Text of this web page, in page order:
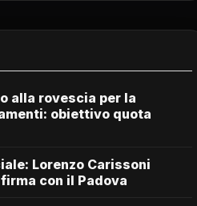
alla rovescia per la
obiettivo quota
Lorenzo Carissoni
con il Padova